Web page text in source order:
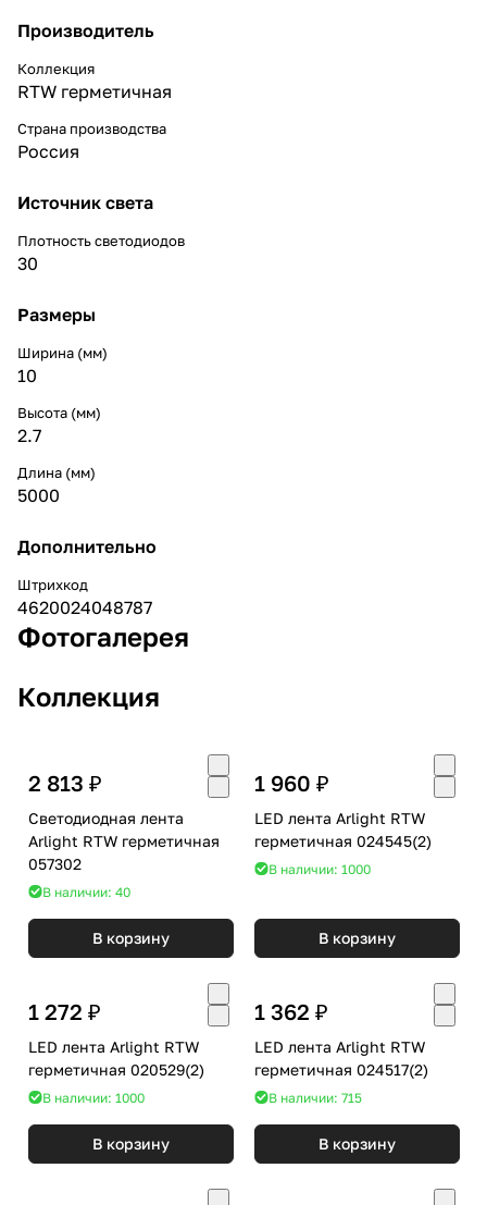
Производитель
Коллекция
RTW герметичная
Страна производства
Россия
Источник света
Плотность светодиодов
30
Размеры
Ширина (мм)
10
Высота (мм)
2.7
Длина (мм)
5000
Дополнительно
Штрихкод
4620024048787
Фотогалерея
Коллекция
2 813 ₽
Светодиодная лента
Arlight RTW герметичная
057302
В наличии: 40
В корзину
1 960 ₽
LED лента Arlight RTW
герметичная 024545(2)
В наличии: 1000
В корзину
1 272 ₽
LED лента Arlight RTW
герметичная 020529(2)
В наличии: 1000
В корзину
1 362 ₽
LED лента Arlight RTW
герметичная 024517(2)
В наличии: 715
В корзину